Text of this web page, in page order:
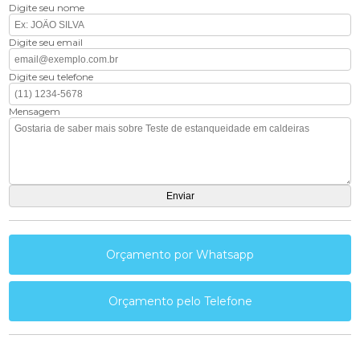
Digite seu nome
Digite seu email
Digite seu telefone
Mensagem
Orçamento por Whatsapp
Orçamento pelo Telefone